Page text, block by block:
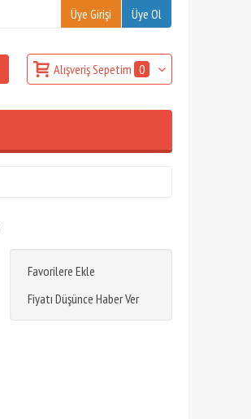
Üye Girişi Üye Ol
Alışveriş Sepetim 0
Favorilere Ekle
Fiyatı Düşünce Haber Ver